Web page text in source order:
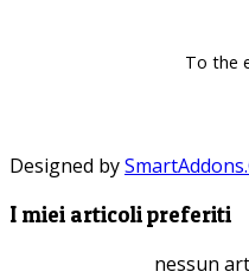
To the
Designed by
I miei articoli preferiti
nessun